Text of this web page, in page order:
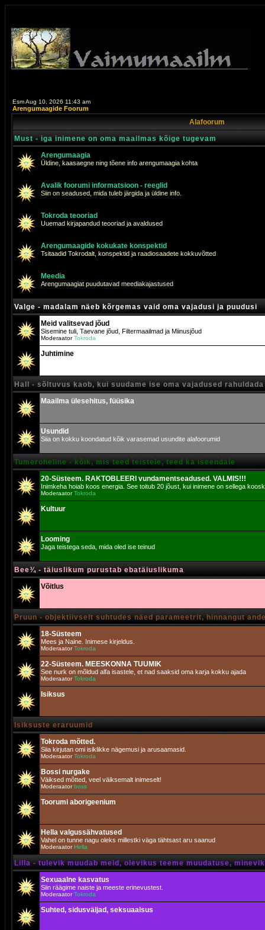
Esm Aug 10, 2026 11:43 am
Arengumaagide Foorum
Alafoorum
Must - iga inimene on oma maailmas kõige tugevam
Arengumaagia
Üldine, kaasaegne ning tõene info arengumaagia kohta
Avalik foorumi informatsioon - reeglid
Siin on seadused, mida tuleb järgida ja üldine info.
Tokroda teooriad
Uuemad kirjapandud teooriad ja avaldused
Arengumaagide kokukate konspektid
Tsitaadid Tokrodalt, konspektid ja raadiosaadete kokkuvõtted
Meedia
Arengumaagiat puudutavad meediakajastused
Valge - madalam näeb kõrgemas vaid oma vajadusi ja puudusi
Meid valitsevad jõud
Sisemine tuli, Taevane jõud, Filtermaailmad ja Miinusjõud
ModeraatorTokroda
Juhtimine
Hall - sõltuvus kaob, kui suudame ise oma vajadused rahuldada
Maailma ülesehitus, füüsika
Usundid
Siia on kokku koondatud kõik varasemad usundite alafoorumid
Tumeroheline - kõik, mis teed teistele, teed ka iseendale
20-Süsteem. RAKTOBLEERI vundamentseadused. VALMIS!!!
Inimkeha hoiab koos energia. See toitub 20 jõust, kui inimene on sellega
ModeraatorTokroda
Kultuur
Looming
Jaga teistega seda, mida oled ise teinud
Bee¾ - täiuslikum purustab ebatäiuslikuma
Võitlus
Pruun - objektiivselt suhtudes näed parameetrit, hinnangut
18-Süsteem
Mees ja Naine. Inimese kirjeldus.
ModeraatorTokroda
22-Süsteem. MEESKONNA TUUMIK
See nurk on mõldud alfa isastele, et nad saaksid oma karja kokku ajada
ModeraatorTokroda
Isiksus
Isiksuste eraruumid
Tokroda mõtted.
Siia kirjutan omi isiklikke nägemusi ja arusaamasid.
ModeraatorTokroda
Bossi nurgake
Väiksed mõtted, veel väiksemalt inimeselt!
Moderaatorboss
Toorumi aborigeenium
Hella valgussähvatused
Vahel on tunne nagu oleks millestki väga tähtsast aru saanud
Moderaator Hella
Lilla - tulevik muudab meid, olevikus teeme muudatuse,
Sexuaalne kasvatus
Siin räägime naiste ja meeste erinevustest.
ModeraatorTokroda
Suhted, sidusväljad, seksuaalsus